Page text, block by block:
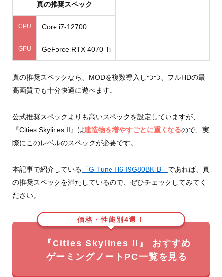
真の推奨スペック
CPU Core i7-12700
GPU GeForce RTX 4070 Ti
真の推奨スペックなら、MODを複数導入しつつ、フルHDの最
高画質でも十分快適に遊べます。
公式推奨スペックよりも高いスペックを設定していますが、
『Cities Skylines II』は建造物を増やすごとに重くなるので、実
際にこのレベルのスペックが必要です。
本記事で紹介している 「G-Tune H6-I9G80BK-B」 であれば、真
の推奨スペックを満たしているので、ぜひチェックしてみてく
ださい。
価格・性能別4選！
『Cities Skylines II』 おすすめ
ゲーミングノートPC一覧を見る